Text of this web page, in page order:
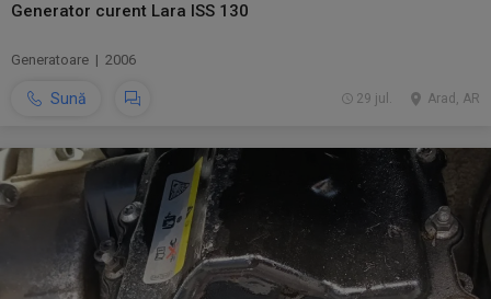
Generator curent Lara ISS 130
Generatoare | 2006
Sună Arad, AR
29 jul.